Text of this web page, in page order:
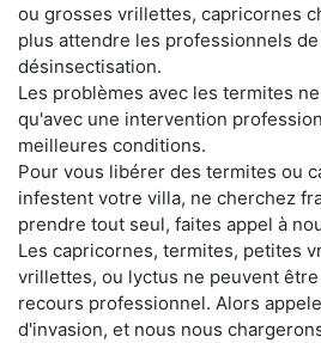
ou grosses vrillettes, capricornes
plus attendre les professionnels
désinsectisation.
Les problèmes avec les termites
qu'avec une intervention
meilleures conditions.
Pour vous libérer des termites ou
infestent votre villa, ne cherchez
prendre tout seul, faites appel à
Les capricornes, termites, petites
vrillettes, ou lyctus ne peuvent
recours professionnel. Alors
d'invasion, et nous nous